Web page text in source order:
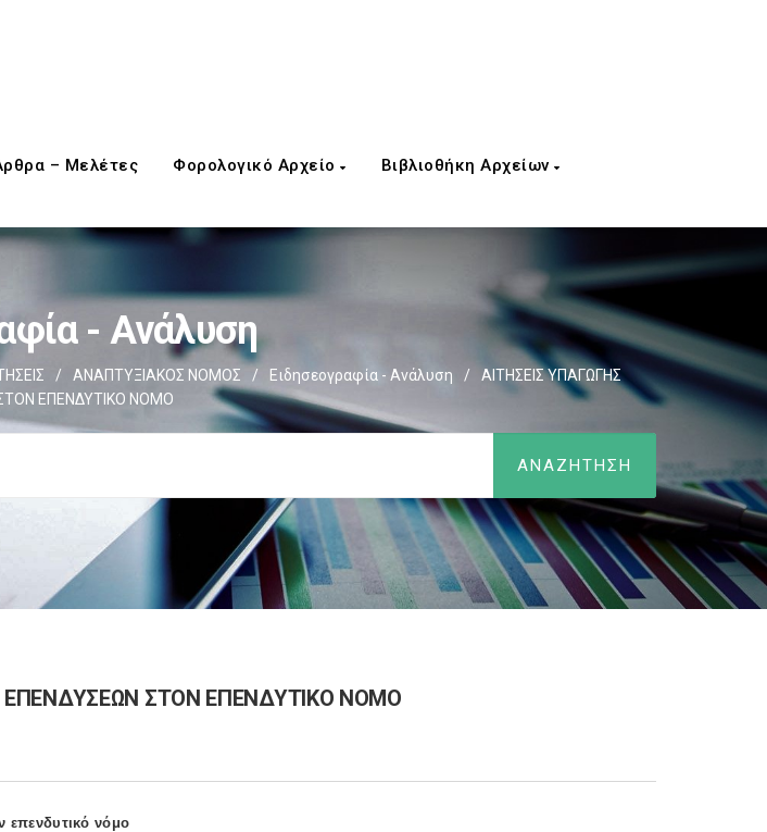
– Μελέτες Φορολογικό Αρχείο Βιβλιοθήκη Αρχείων
- Ανάλυση
/ ΑΝΑΠΤΥΞΙΑΚΟΣ ΝΟΜΟΣ / Ειδησεογραφία - Ανάλυση /
ΑΙΤΗΣΕΙΣ ΥΠΑΓΩΓΗΣ
ΕΠΕΝΔΥΤΙΚΟ ΝΟΜΟ
ΕΠΕΝΔΥΣΕΩΝ ΣΤΟΝ ΕΠΕΝΔΥΤΙΚΟ ΝΟΜΟ
επενδυτικό νόμο